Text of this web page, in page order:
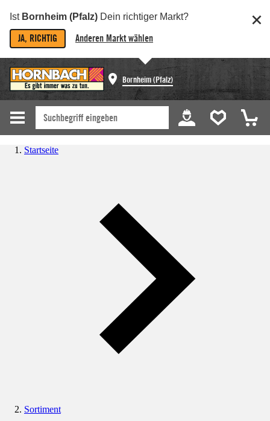
Ist Bornheim (Pfalz) Dein richtiger Markt?
JA, RICHTIG Anderen Markt wählen
Bornheim (Pfalz)
Startseite
Sortiment